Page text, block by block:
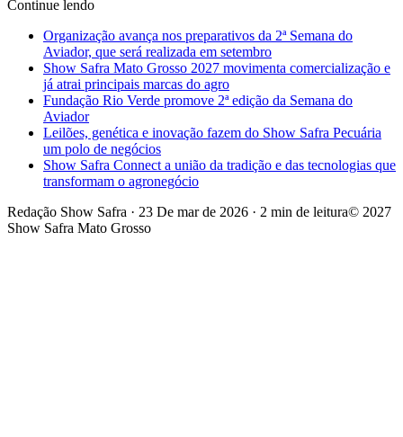
Continue lendo
Organização avança nos preparativos da 2ª Semana do
Aviador, que será realizada em setembro
Show Safra Mato Grosso 2027 movimenta comercialização e
já atrai principais marcas do agro
Fundação Rio Verde promove 2ª edição da Semana do
Aviador
Leilões, genética e inovação fazem do Show Safra Pecuária
um polo de negócios
Show Safra Connect a união da tradição e das tecnologias que
transformam o agronegócio
Redação Show Safra · 23 De mar de 2026 · 2 min de leitura© 2027
Show Safra Mato Grosso